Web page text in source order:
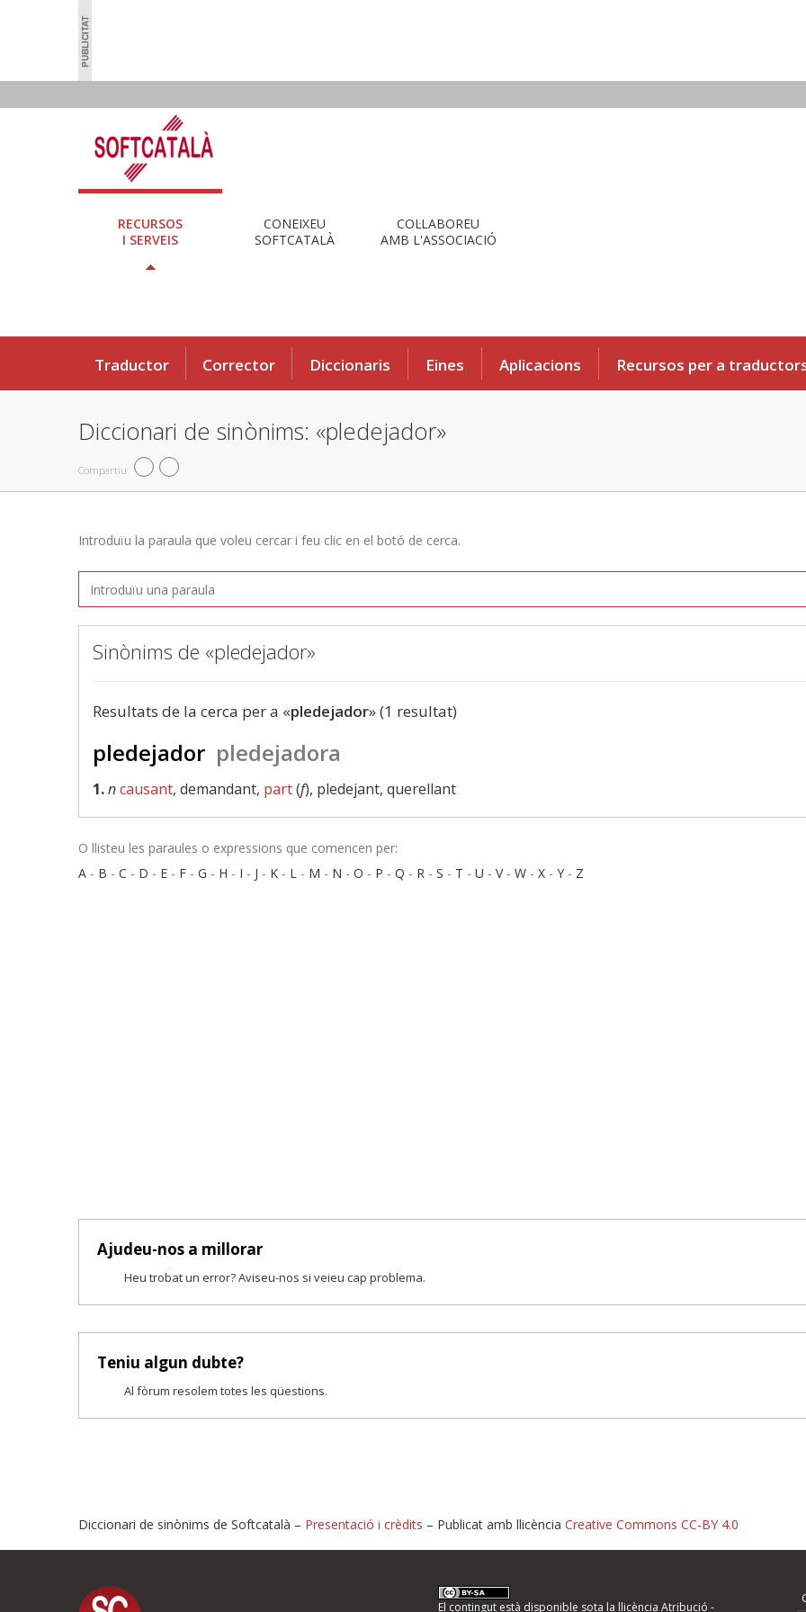
RECURSOS
I SERVEIS
CONEIXEU
SOFTCATALÀ
COL·LABOREU
AMB L'ASSOCIACIÓ
Traductor Corrector Diccionaris Eines Aplicacions Recursos per a
Diccionari de sinònims: «pledejador»
Compartiu
Introduïu la paraula que voleu cercar i feu clic en el botó de cerca.
Sinònims de «pledejador»
Resultats de la cerca per a «pledejador» (1 resultat)
pledejador pledejadora
1.ncausant, demandant, part(f), pledejant, querellant
O llisteu les paraules o expressions que comencen per:
A - B - C - D - E - F - G - H - I - J - K - L - M - N - O - P - Q - R - S - T - U - V- W - X - Y - Z
Ajudeu-nos a millorar
Heu trobat un error? Aviseu-nos si veieu cap problema.
Teniu algun dubte?
Al fòrum resolem totes les qüestions.
Proposeu-nos millores o informeu d'errors
Diccionari de sinònims de Softcatalà – Presentació i crèdits – Publicat amb llicència Creative Commons CC-BY 4.0
El contingut està disponible sota la llicència Atribució -